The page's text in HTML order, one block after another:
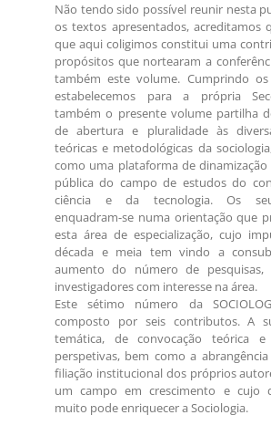
Não tendo sido possível reunir nesta
os textos apresentados, acreditamos
que aqui coligimos constitui uma
propósitos que nortearam a
também este volume. Cumprindo
estabelecemos para a própria
também o presente volume partilha
de abertura e pluralidade às
teóricas e metodológicas da
como uma plataforma de dinamização
pública do campo de estudos do
ciência e da tecnologia. Os
enquadram-se numa orientação que
esta área de especialização, cujo
década e meia tem vindo a
aumento do número de pesquisas,
investigadores com interesse na área.
Este sétimo número da
composto por seis contributos. A
temática, de convocação teórica
perspetivas, bem como a
filiação institucional dos próprios
um campo em crescimento e cujo
muito pode enriquecer a Sociologia.